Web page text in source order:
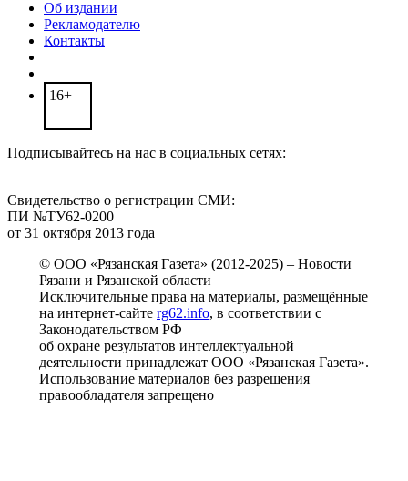
Об издании
Рекламодателю
Контакты
16+
Подписывайтесь на нас в социальных сетях:
Свидетельство о регистрации СМИ:
ПИ №ТУ62-0200
от 31 октября 2013 года
© ООО «Рязанская Газета» (2012-2025) – Новости
Рязани и Рязанской области
Исключительные права на материалы, размещённые
на интернет-сайте rg62.info, в соответствии с
Законодательством РФ
об охране результатов интеллектуальной
деятельности принадлежат ООО «Рязанская Газета».
Использование материалов без разрешения
правообладателя запрещено